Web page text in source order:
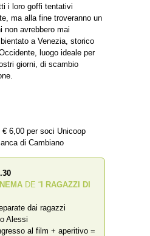
i loro goffi tentativi
ma alla fine troveranno un
non avrebbero mai
a Venezia, storico
luogo ideale per
giorni, di scambio
€ 6,00 per soci Unicoop
di Cambiano
DE “I RAGAZZI DI
dai ragazzi
Alessi
al film + aperitivo =